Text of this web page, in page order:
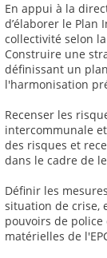
En appui à la
d’élaborer le Plan
collectivité selon
Construire une
définissant un
l'harmonisation
Recenser les
intercommunale
des risques et
dans le cadre de
Définir les
situation de crise,
pouvoirs de
matérielles de